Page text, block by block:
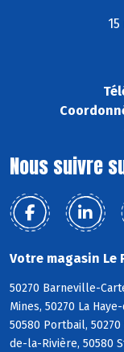
Nous suivre
Votre magasin Le
50270 Barneville-
Mines, 50270 La
50580 Portbail,
de-la-Rivière, 50580